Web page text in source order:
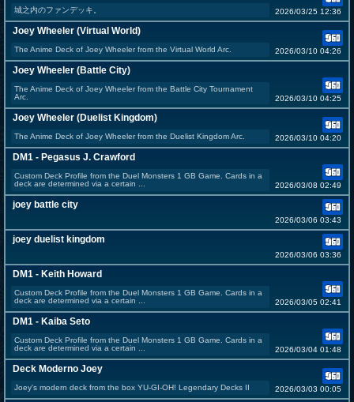
城之内のファンデッキ。 2026/03/25 12:36
Joey Wheeler (Virtual World)
The Anime Deck of Joey Wheeler from the Virtual World Arc. 2026/03/10 04:26
Joey Wheeler (Battle City)
The Anime Deck of Joey Wheeler from the Battle City Tournament
Arc.
2026/03/10 04:25
Joey Wheeler (Duelist Kingdom)
The Anime Deck of Joey Wheeler from the Duelist Kingdom Arc. 2026/03/10 04:20
DM1 - Pegasus J. Crawford
Custom Deck Profile from the Duel Monsters 1 GB Game. Cards in a
deck are determined via a certain ...
2026/03/08 02:49
joey battle city
2026/03/06 03:43
joey duelist kingdom
2026/03/06 03:36
DM1 - Keith Howard
Custom Deck Profile from the Duel Monsters 1 GB Game. Cards in a
deck are determined via a certain ...
2026/03/05 02:41
DM1 - Kaiba Seto
Custom Deck Profile from the Duel Monsters 1 GB Game. Cards in a
deck are determined via a certain ...
2026/03/04 01:48
Deck Moderno Joey
Joey's modern deck from the box YU-GI-OH! Legendary Decks II 2026/03/03 00:05